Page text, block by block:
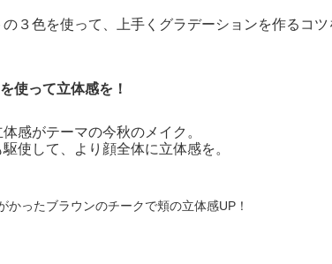
の３色を使って、上手くグラデーションを作るコ
使って立体感を！
感がテーマの今秋のメイク。
使して、より顔全体に立体感を。
かったブラウンのチークで頬の立体感UP！